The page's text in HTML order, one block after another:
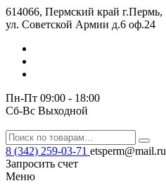
614066, Пермский край г.Пермь,
ул. Советской Армии д.6 оф.24
Пн-Пт 09:00 - 18:00
Сб-Вс Выходной
8 (342) 259-03-71 etsperm@mail.ru
Запросить счет
Меню